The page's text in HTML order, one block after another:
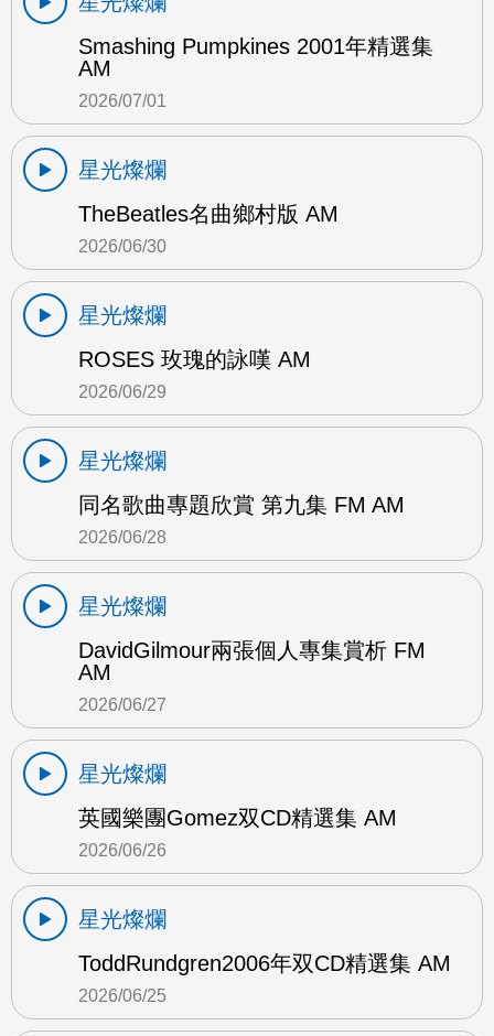
Smashing Pumpkines 2001年精選集
AM
2026/07/01
星光燦爛
TheBeatles名曲鄉村版 AM
2026/06/30
星光燦爛
ROSES 玫瑰的詠嘆 AM
2026/06/29
星光燦爛
同名歌曲專題欣賞 第九集 FM AM
2026/06/28
星光燦爛
DavidGilmour兩張個人專集賞析 FM
AM
2026/06/27
星光燦爛
英國樂團Gomez双CD精選集 AM
2026/06/26
星光燦爛
ToddRundgren2006年双CD精選集 AM
2026/06/25